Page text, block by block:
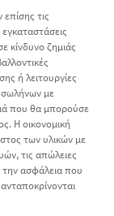
τις
κίνδυνο ζημιάς
ή λειτουργίες
σωλήνων με
που θα μπορούσε
Η οικονομική
των υλικών με
τις απώλειες
την ασφάλεια που